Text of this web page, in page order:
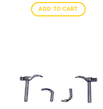
ADD TO CART